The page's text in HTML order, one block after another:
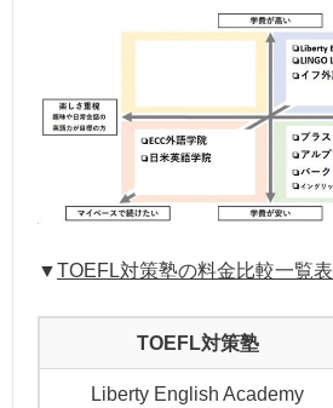
▼TOEFL対策塾の料金比較一覧表
TOEFL対策塾
Liberty English Academy